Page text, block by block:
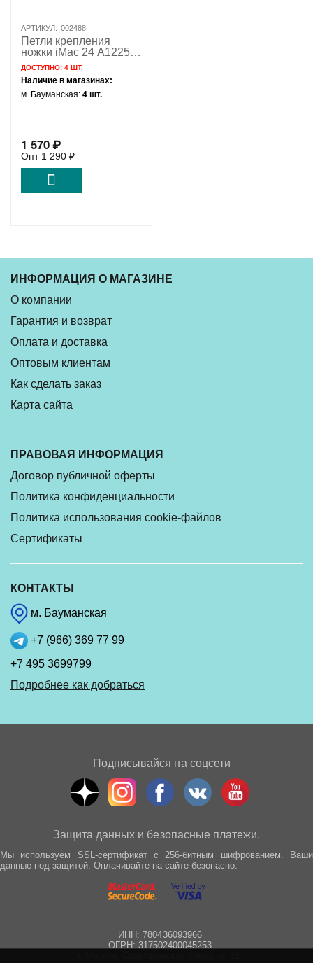
АРТИКУЛ: 002488
Петли крепления
ножки iMac 24 A1225
Mid 2007 Early 2008
Early 2009 / 922-8237
922-8968 Б/У
ДОСТУПНО:4 ШТ.
Наличие в магазинах:
м. Бауманская:4 шт.
1 570₽
Опт 1 290 ₽
ИНФОРМАЦИЯ О МАГАЗИНЕ
О компании
Гарантия и возврат
Оплата и доставка
Оптовым клиентам
Как сделать заказ
Карта сайта
ПРАВОВАЯ ИНФОРМАЦИЯ
Договор публичной оферты
Политика конфиденциальности
Политика использования cookie-файлов
Сертификаты
КОНТАКТЫ
м. Бауманская
+7 (966) 369 77 99
+7 495 3699799
Подробнее как добраться
Подписывайся на соцсети
Защита данных и безопасные платежи.
Мы используем SSL-сертификат с 256-битным шифрованием. Ваши
данные под защитой. Оплачивайте на сайте безопасно.
ИНН: 780436093966
ОГРН: 317502400045253